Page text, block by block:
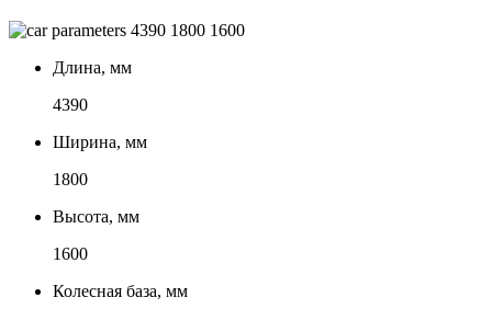
4390 1800 1600
Длина, мм
4390
Ширина, мм
1800
Высота, мм
1600
Колесная база, мм